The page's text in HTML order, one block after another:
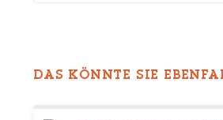
DAS KÖNNTE SIE